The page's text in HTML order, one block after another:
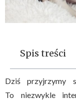
Spis treści
Dziś przyjrzymy
To niezwykle